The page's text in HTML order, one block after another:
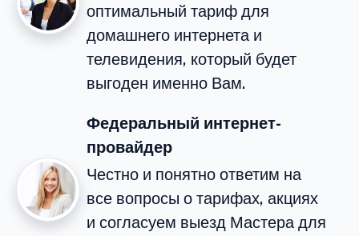
оптимальный тариф для
домашнего интернета и
телевидения, который будет
выгоден именно Вам.
Федеральный интернет-
провайдер
Честно и понятно ответим на
все вопросы о тарифах, акциях
и согласуем выезд Мастера для